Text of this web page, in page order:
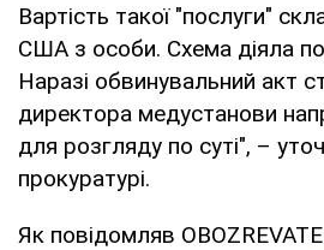
Вартість такої "послуги"
США з особи. Схема діяла
Наразі обвинувальний акт
директора медустанови
для розгляду по суті", –
прокуратурі.
Як повідомляв